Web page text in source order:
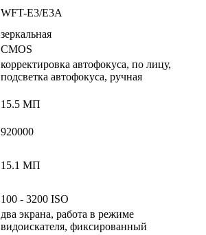
WFT-E3/E3A
зеркальная
CMOS
корректировка автофокуса, по лицу,
подсветка автофокуса, ручная
15.5 МП
920000
15.1 МП
100 - 3200 ISO
два экрана, работа в режиме
видоискателя, фиксированный